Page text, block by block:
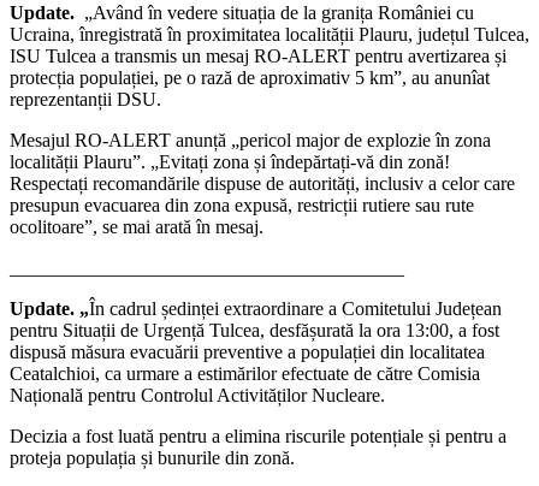
Update. „Având în vedere situația de la granița României cu
Ucraina, înregistrată în proximitatea localității Plauru, județul Tulcea,
ISU Tulcea a transmis un mesaj RO-ALERT pentru avertizarea și
protecția populației, pe o rază de aproximativ 5 km”, au anunîat
reprezentanții DSU.
Mesajul RO-ALERT anunță „pericol major de explozie în zona
localității Plauru”. „Evitați zona și îndepărtați-vă din zonă!
Respectați recomandările dispuse de autorități, inclusiv a celor care
presupun evacuarea din zona expusă, restricții rutiere sau rute
ocolitoare”, se mai arată în mesaj.
Update. „În cadrul ședinței extraordinare a Comitetului Județean
pentru Situații de Urgență Tulcea, desfășurată la ora 13:00, a fost
dispusă măsura evacuării preventive a populației din localitatea
Ceatalchioi, ca urmare a estimărilor efectuate de către Comisia
Națională pentru Controlul Activităților Nucleare.
Decizia a fost luată pentru a elimina riscurile potențiale și pentru a
proteja populația și bunurile din zonă.